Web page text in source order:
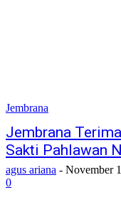
Jembrana
Jembrana
Sakti Pahlawan
agus ariana - November
0